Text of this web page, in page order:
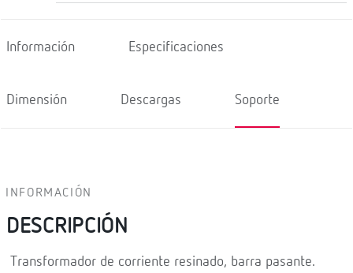
Información Especificaciones
Dimensión Descargas Soporte
INFORMACIÓN
DESCRIPCIÓN
Transformador de corriente resinado, barra pasante.